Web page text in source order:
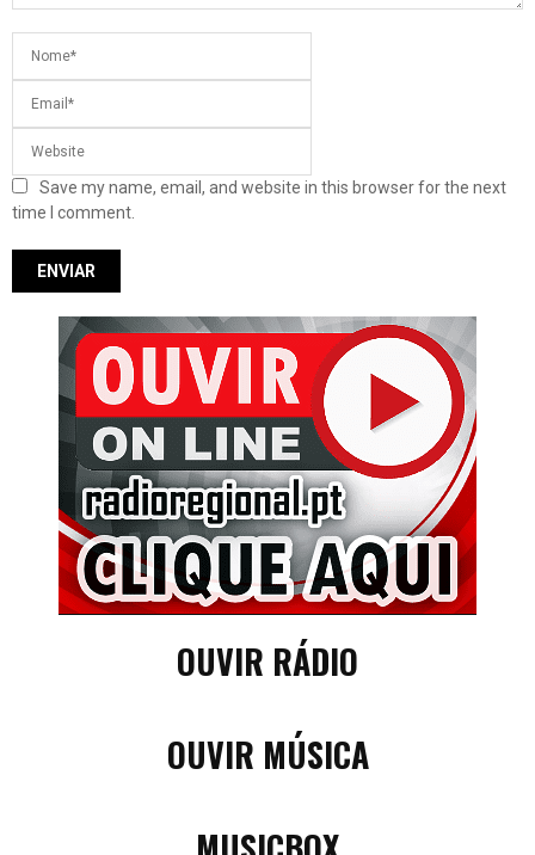
Save my name, email, and website in this browser for the next
time I comment.
OUVIR RÁDIO
OUVIR MÚSICA